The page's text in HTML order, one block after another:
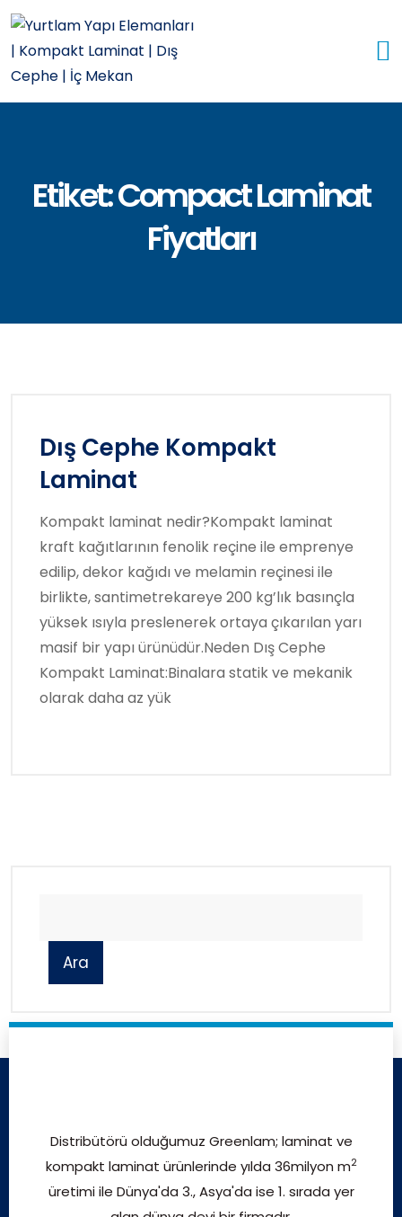
Etiket:Compact Laminat
Fiyatları
Dış Cephe Kompakt
Laminat
Kompakt laminat nedir?Kompakt laminat
kraft kağıtlarının fenolik reçine ile emprenye
edilip, dekor kağıdı ve melamin reçinesi ile
birlikte, santimetrekareye 200 kg’lık basınçla
yüksek ısıyla preslenerek ortaya çıkarılan yarı
masif bir yapı ürünüdür.Neden Dış Cephe
Kompakt Laminat:Binalara statik ve mekanik
olarak daha az yük
Ara
Distribütörü olduğumuz Greenlam; laminat ve
kompakt laminat ürünlerinde yılda 36milyon m2
üretimi ile Dünya'da 3., Asya'da ise 1. sırada yer